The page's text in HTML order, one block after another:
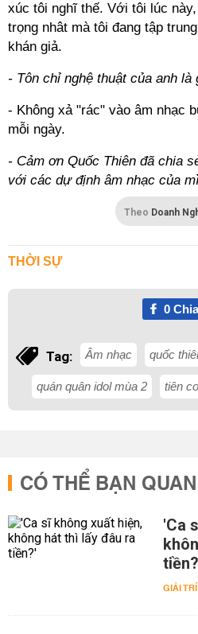
xúc tôi nghĩ thế. Với tôi lúc
trọng nhât mà tôi đang tập
khán giả.
- Tôn chỉ nghệ thuật của anh là
- Không xả "rác" vào âm nhạc
mỗi ngày.
- Cảm ơn Quốc Thiên đã chia
với các dự định âm nhạc của
Theo Doanh
THỜI SỰ
0
Tag: Âm nhạc quốc
quán quân idol mùa 2 tiên
CÓ THỂ BẠN
'Ca
GIẢI TRÍ